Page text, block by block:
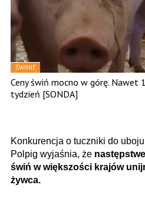
ŚWINIE
Ceny świń mocno w górę. Nawet
tydzień [SONDA]
Konkurencja o tuczniki do
Polpig wyjaśnia, że
świń w większości krajów
żywca.